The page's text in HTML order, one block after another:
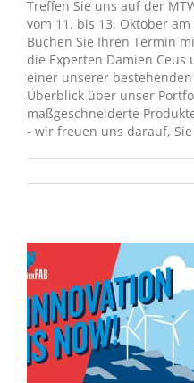
Treffen Sie uns auf der
vom 11. bis 13. Oktober
Buchen Sie Ihren Termin
die Experten Damien Ceus
einer unserer
Überblick über unser
maßgeschneiderte
- wir freuen uns darauf,